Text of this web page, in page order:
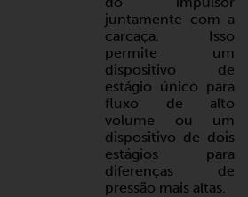
juntamente com a
carcaça. Isso
permite um
dispositivo de
estágio único para
fluxo de alto
volume ou um
dispositivo de dois
estágios para
diferenças de
pressão mais altas.